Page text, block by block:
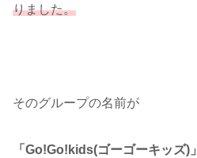
りました。
そのグループの名前が
「Go!Go!kids(ゴーゴーキッズ)」